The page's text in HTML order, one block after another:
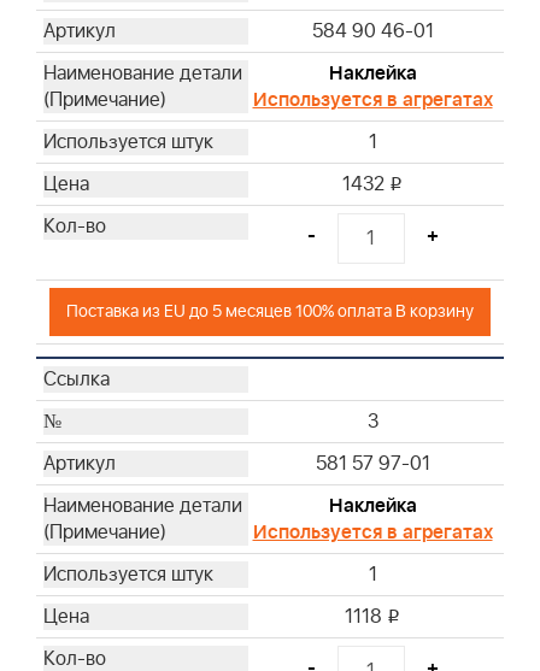
584 90 46-01
Наклейка
Используется в агрегатах
1
1432 i
- +
Поставка из EU до 5 месяцев 100% оплата В корзину
3
581 57 97-01
Наклейка
Используется в агрегатах
1
1118 i